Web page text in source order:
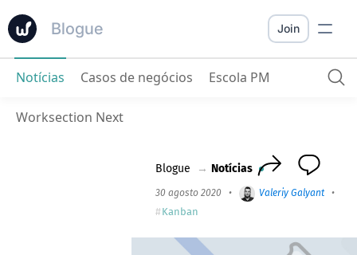
Blogue
Imagens em miniatura para Kanban e Lista de Tarefas
Join
Notícias Casos de negócios Escola PM
Worksection Next
Blogue → Notícias
30 agosto 2020 • Valeriy Galyant •
Kanban